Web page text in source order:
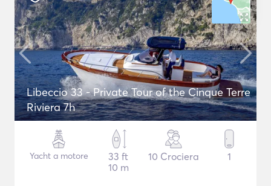
Libeccio 33 - Private Tour of the Cinque Terre
Riviera 7h
Yacht a motore
33 ft
10 m
10 Crociera 1